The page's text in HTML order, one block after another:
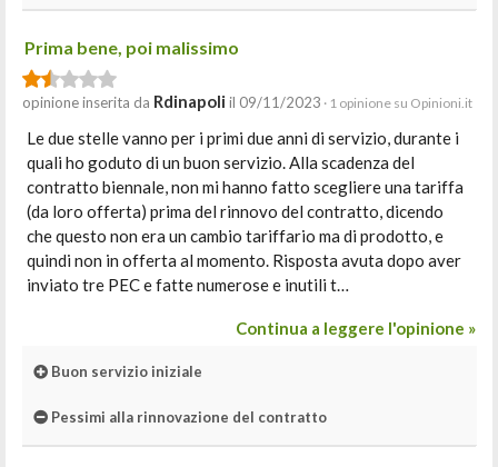
Prima bene, poi malissimo
opinione inserita da Rdinapoli il 09/11/2023 · 1 opinione su Opinioni.it
Le due stelle vanno per i primi due anni di servizio, durante i
quali ho goduto di un buon servizio. Alla scadenza del
contratto biennale, non mi hanno fatto scegliere una tariffa
(da loro offerta) prima del rinnovo del contratto, dicendo
che questo non era un cambio tariffario ma di prodotto, e
quindi non in offerta al momento. Risposta avuta dopo aver
inviato tre PEC e fatte numerose e inutili t…
Continua a leggere l'opinione »
Buon servizio iniziale
Pessimi alla rinnovazione del contratto